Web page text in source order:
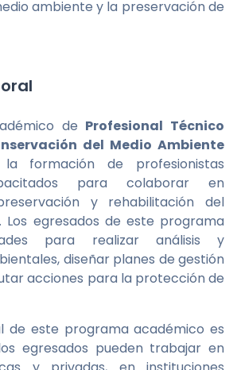
ambiente y la preservación de
de Profesional Técnico
del Medio Ambiente
formación de profesionistas
para colaborar en
y rehabilitación del
Los egresados de este programa
para realizar análisis y
diseñar planes de gestión
acciones para la protección de
de este programa académico es
egresados pueden trabajar en